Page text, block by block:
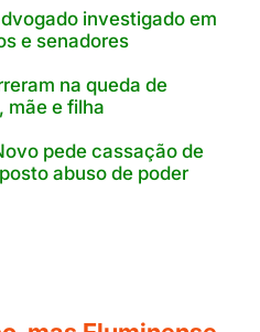
investigado em
e senadores
na queda de
mãe e filha
pede cassação de
abuso de poder